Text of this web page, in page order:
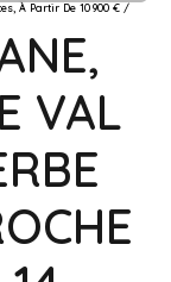
À Partir De 10 900 € /
VAL